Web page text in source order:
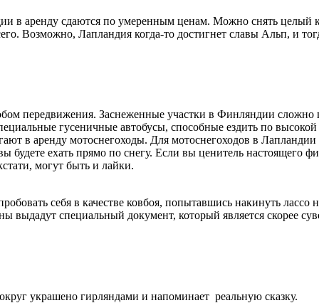
в аренду сдаются по умеренным ценам. Можно снять целый
Возможно, Лапландия когда-то достигнет славы Альп, и
передвижения. Заснеженные участки в Финляндии сложно
гусеничные автобусы, способные ездить по
в аренду мотоснегоходы. Для мотоснегоходов в
будете ехать прямо по снегу. Если вы ценитель настоящего
могут быть и лайки.
себя в качестве ковбоя, попытавшись накинуть лассо
выдадут специальный документ, который является скорее
украшено гирляндами и напоминает реальную сказку.